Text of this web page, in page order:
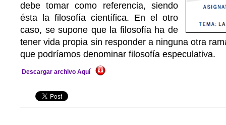
debe tomar como referencia, siendo
ésta la filosofía científica. En el otro
caso, se supone que la filosofía ha de
tener vida propia sin responder a ninguna otra
que podríamos denominar filosofía especulativa.
Descargar archivo Aquí